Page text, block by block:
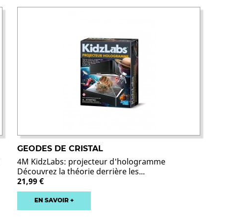
GEODES DE CRISTAL
4M KidzLabs: projecteur d'hologramme
Découvrez la théorie derrière les...
21,99 €
EN SAVOIR +